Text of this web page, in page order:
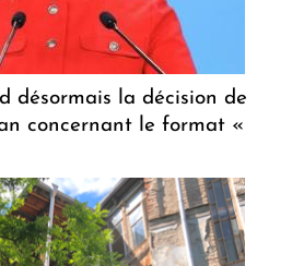
désormais la décision de
concernant le format «